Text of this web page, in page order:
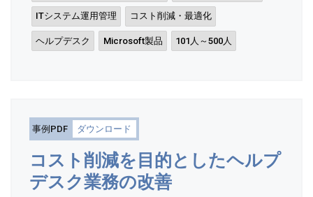
ITシステム運用管理 コスト削減・最適化
ヘルプデスク Microsoft製品 101人～500人
事例PDF ダウンロード
コスト削減を目的としたヘルプ
デスク業務の改善